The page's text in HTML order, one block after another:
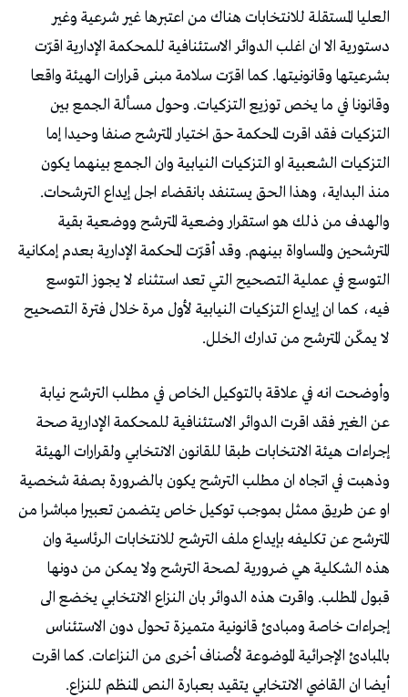
العليا المستقلة للانتخابات هناك من اعتبرها غير شرعية وغير
دستورية الا ان اغلب الدوائر الاستئنافية للمحكمة الإدارية اقرّت
بشرعيتها وقانونيتها. كما اقرّت سلامة مبنى قرارات الهيئة واقعا
وقانونا في ما يخص توزيع التزكيات. وحول مسألة الجمع بين
التزكيات فقد اقرت المحكمة حق اختيار المترشح صنفا وحيدا إما
التزكيات الشعبية او التزكيات النيابية وان الجمع بينهما يكون
منذ البداية، وهذا الحق يستنفد بانقضاء اجل إيداع الترشحات.
والهدف من ذلك هو استقرار وضعية المترشح ووضعية بقية
المترشحين والمساواة بينهم. وقد أقرّت المحكمة الإدارية بعدم إمكانية
التوسع في عملية التصحيح التي تعد استثناء لا يجوز التوسع
فيه، كما ان إيداع التزكيات النيابية لأول مرة خلال فترة التصحيح
لا يمكّن المترشح من تدارك الخلل.
وأوضحت انه في علاقة بالتوكيل الخاص في مطلب الترشح نيابة
عن الغير فقد اقرت الدوائر الاستئنافية للمحكمة الإدارية صحة
إجراءات هيئة الانتخابات طبقا للقانون الانتخابي ولقرارات الهيئة
وذهبت في اتجاه ان مطلب الترشح يكون بالضرورة بصفة شخصية
او عن طريق ممثل بموجب توكيل خاص يتضمن تعبيرا مباشرا من
المترشح عن تكليفه بإيداع ملف الترشح للانتخابات الرئاسية وان
هذه الشكلية هي ضرورية لصحة الترشح ولا يمكن من دونها
قبول المطلب. واقرت هذه الدوائر بان النزاع الانتخابي يخضع الى
إجراءات خاصة ومبادئ قانونية متميزة تحول دون الاستئناس
بالمبادئ الإجرائية الموضوعة لأصناف أخرى من النزاعات. كما اقرت
أيضا ان القاضي الانتخابي يتقيد بعبارة النص المنظم للنزاع.